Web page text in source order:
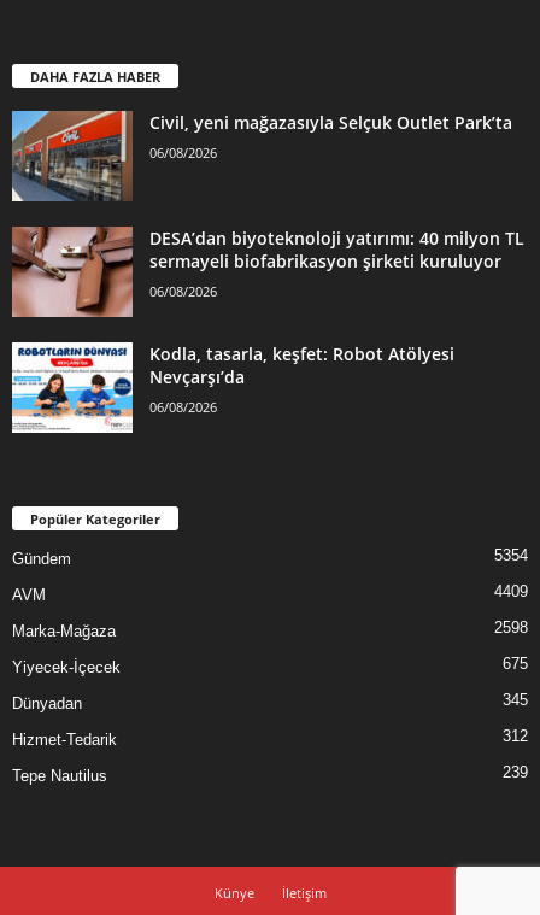
DAHA FAZLA HABER
Civil, yeni mağazasıyla Selçuk Outlet Park’ta
06/08/2026
DESA’dan biyoteknoloji yatırımı: 40 milyon TL
sermayeli biofabrikasyon şirketi kuruluyor
06/08/2026
Kodla, tasarla, keşfet: Robot Atölyesi
Nevçarşı’da
06/08/2026
Popüler Kategoriler
Gündem 5354
AVM 4409
Marka-Mağaza 2598
Yiyecek-İçecek 675
Dünyadan 345
Hizmet-Tedarik 312
Tepe Nautilus 239
Künye İletişim